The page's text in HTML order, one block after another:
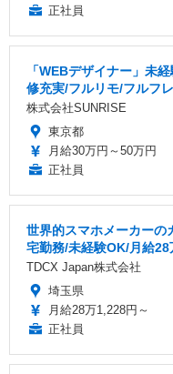
正社員
「WEBデザイナー」未
修充実/フルリモ/フルフ
株式会社SUNRISE
東京都
月給30万円～50万円
正社員
世界的スマホメーカーの
宅勤務/未経験OK/月給28
TDCX Japan株式会社
埼玉県
月給28万1,228円～
正社員